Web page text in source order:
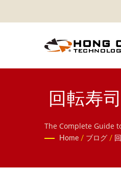
回転寿
The Complete Guide
Home / ブログ /